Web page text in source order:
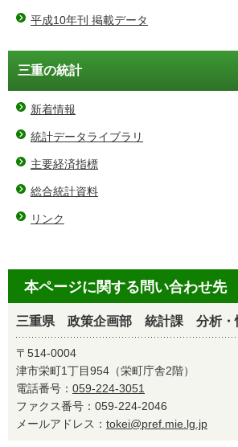
平成10年刊 掲載データ
三重の統計
新着情報
統計データライブラリ
主要経済指標
総合統計資料
リンク
本ページに関する問い合わせ先
三重県 政策企画部 統計課 分析・
〒514-0004
津市栄町1丁目954（栄町庁舎2階）
電話番号： 059-224-3051
ファクス番号：059-224-2046
メールアドレス： tokei@pref.mie.lg.jp